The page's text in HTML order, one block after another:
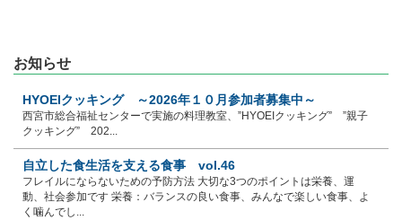
お知らせ
HYOEIクッキング ～2026年１０月参加者募集中～
西宮市総合福祉センターで実施の料理教室、”HYOEIクッキング” ”親子
クッキング” 202...
自立した食生活を支える食事 vol.46
フレイルにならないための予防方法 大切な3つのポイントは栄養、運
動、社会参加です 栄養：バランスの良い食事、みんなで楽しい食事、よ
く噛んでし...